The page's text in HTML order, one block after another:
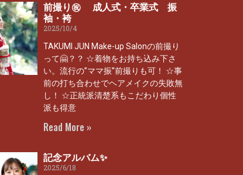
前撮り㊗ 成人式・卒業式 振
袖・袴
2025/10/4
TAKUMI JUN Make-up Salonの前撮り
って🤗？？ ☆着物をお持ち込み下さ
い。流行の”ママ振”前撮りも可！ ☆事
前の打ち合わせでヘアメイクの失敗無
し！ ☆正統派清楚系もこだわり個性
派も得意
Read More »
記念アルバム✨
2025/6/18